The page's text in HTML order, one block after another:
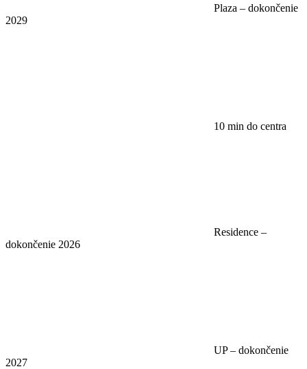
Plaza – dokončenie
2029
10 min do centra
Residence –
dokončenie 2026
UP – dokončenie
2027